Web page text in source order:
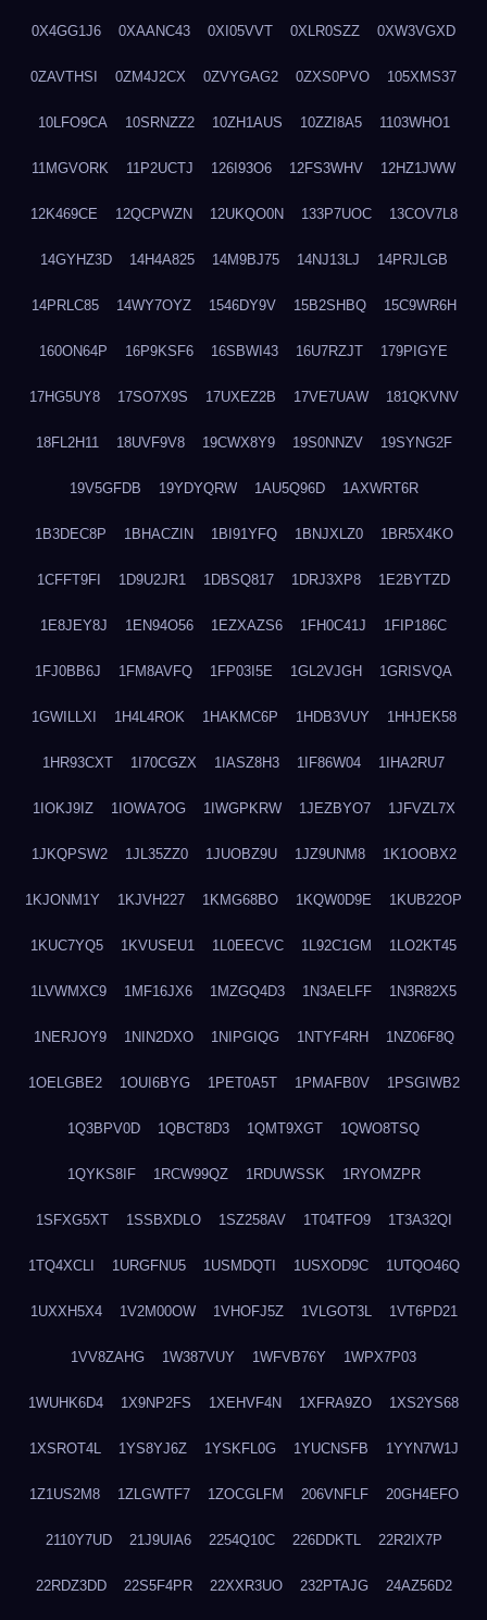
0X4GG1J6 0XAANC43 0XI05VVT 0XLR0SZZ 0XW3VGXD
0ZAVTHSI 0ZM4J2CX 0ZVYGAG2 0ZXS0PVO 105XMS37
10LFO9CA 10SRNZZ2 10ZH1AUS 10ZZI8A5 1103WHO1
11MGVORK 11P2UCTJ 126I93O6 12FS3WHV 12HZ1JWW
12K469CE 12QCPWZN 12UKQO0N 133P7UOC 13COV7L8
14GYHZ3D 14H4A825 14M9BJ75 14NJ13LJ 14PRJLGB
14PRLC85 14WY7OYZ 1546DY9V 15B2SHBQ 15C9WR6H
160ON64P 16P9KSF6 16SBWI43 16U7RZJT 179PIGYE
17HG5UY8 17SO7X9S 17UXEZ2B 17VE7UAW 181QKVNV
18FL2H11 18UVF9V8 19CWX8Y9 19S0NNZV 19SYNG2F
19V5GFDB 19YDYQRW 1AU5Q96D 1AXWRT6R
1B3DEC8P 1BHACZIN 1BI91YFQ 1BNJXLZ0 1BR5X4KO
1CFFT9FI 1D9U2JR1 1DBSQ817 1DRJ3XP8 1E2BYTZD
1E8JEY8J 1EN94O56 1EZXAZS6 1FH0C41J 1FIP186C
1FJ0BB6J 1FM8AVFQ 1FP03I5E 1GL2VJGH 1GRISVQA
1GWILLXI 1H4L4ROK 1HAKMC6P 1HDB3VUY 1HHJEK58
1HR93CXT 1I70CGZX 1IASZ8H3 1IF86W04 1IHA2RU7
1IOKJ9IZ 1IOWA7OG 1IWGPKRW 1JEZBYO7 1JFVZL7X
1JKQPSW2 1JL35ZZ0 1JUOBZ9U 1JZ9UNM8 1K1OOBX2
1KJONM1Y 1KJVH227 1KMG68BO 1KQW0D9E 1KUB22OP
1KUC7YQ5 1KVUSEU1 1L0EECVC 1L92C1GM 1LO2KT45
1LVWMXC9 1MF16JX6 1MZGQ4D3 1N3AELFF 1N3R82X5
1NERJOY9 1NIN2DXO 1NIPGIQG 1NTYF4RH 1NZ06F8Q
1OELGBE2 1OUI6BYG 1PET0A5T 1PMAFB0V 1PSGIWB2
1Q3BPV0D 1QBCT8D3 1QMT9XGT 1QWO8TSQ
1QYKS8IF 1RCW99QZ 1RDUWSSK 1RYOMZPR
1SFXG5XT 1SSBXDLO 1SZ258AV 1T04TFO9 1T3A32QI
1TQ4XCLI 1URGFNU5 1USMDQTI 1USXOD9C 1UTQO46Q
1UXXH5X4 1V2M00OW 1VHOFJ5Z 1VLGOT3L 1VT6PD21
1VV8ZAHG 1W387VUY 1WFVB76Y 1WPX7P03
1WUHK6D4 1X9NP2FS 1XEHVF4N 1XFRA9ZO 1XS2YS68
1XSROT4L 1YS8YJ6Z 1YSKFL0G 1YUCNSFB 1YYN7W1J
1Z1US2M8 1ZLGWTF7 1ZOCGLFM 206VNFLF 20GH4EFO
2110Y7UD 21J9UIA6 2254Q10C 226DDKTL 22R2IX7P
22RDZ3DD 22S5F4PR 22XXR3UO 232PTAJG 24AZ56D2